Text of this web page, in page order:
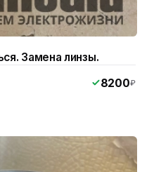
Замена линзы.
8200₽